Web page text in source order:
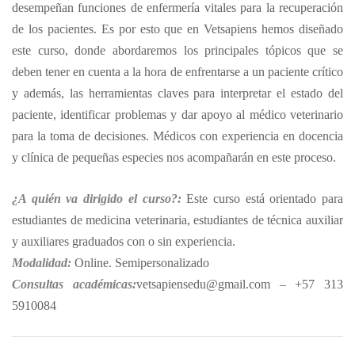
desempeñan funciones de enfermería vitales para la recuperación
de los pacientes. Es por esto que en Vetsapiens hemos diseñado
este curso, donde abordaremos los principales tópicos que se
deben tener en cuenta a la hora de enfrentarse a un paciente crítico
y además, las herramientas claves para interpretar el estado del
paciente, identificar problemas y dar apoyo al médico veterinario
para la toma de decisiones. Médicos con experiencia en docencia
y clínica de pequeñas especies nos acompañarán en este proceso.
¿A quién va dirigido el curso?: Este curso está orientado para
estudiantes de medicina veterinaria, estudiantes de técnica auxiliar
y auxiliares graduados con o sin experiencia.
Modalidad: Online. Semipersonalizado
Consultas académicas:vetsapiensedu@gmail.com – +57 313
5910084